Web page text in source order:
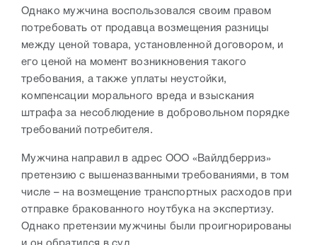
Однако мужчина воспользовался своим правом
потребовать от продавца возмещения разницы
между ценой товара, установленной договором, и
его ценой на момент возникновения такого
требования, а также уплаты неустойки,
компенсации морального вреда и взыскания
штрафа за несоблюдение в добровольном порядке
требований потребителя.
Мужчина направил в адрес ООО «Вайлдберриз»
претензию с вышеназванными требованиями, в том
числе – на возмещение транспортных расходов при
отправке бракованного ноутбука на экспертизу.
Однако претензии мужчины были проигнорированы